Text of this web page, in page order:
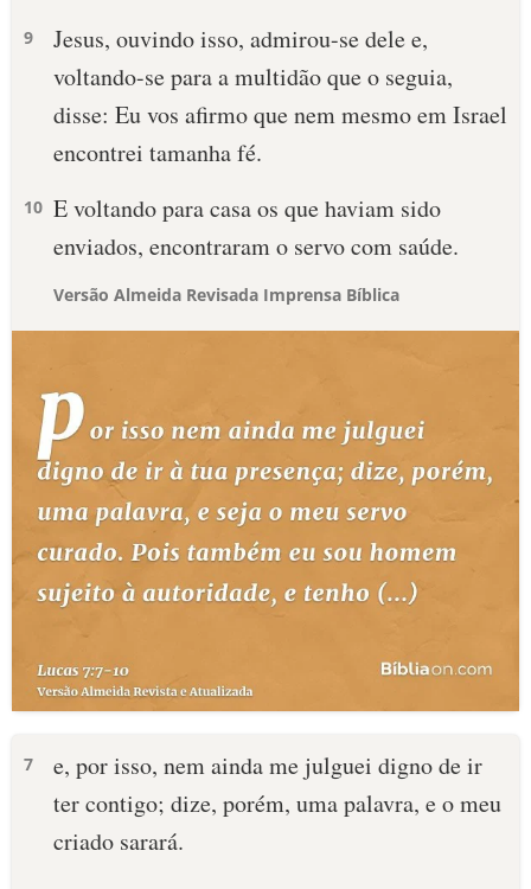
9
Jesus, ouvindo isso, admirou-se dele e,
voltando-se para a multidão que o seguia,
disse: Eu vos afirmo que nem mesmo em Israel
encontrei tamanha fé.
10 E voltando para casa os que haviam sido
enviados, encontraram o servo com saúde.
Versão Almeida Revisada Imprensa Bíblica
7
e, por isso, nem ainda me julguei digno de ir
ter contigo; dize, porém, uma palavra, e o meu
criado sarará.